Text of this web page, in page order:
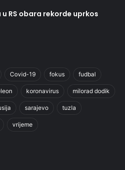
RS obara rekorde uprkos
Covid-19 fokus fudbal
koronavirus milorad dodik
sarajevo tuzla
vrijeme